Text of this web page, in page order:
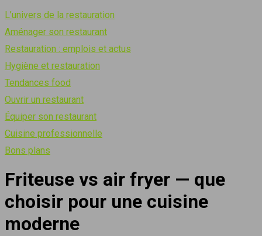
L’univers de la restauration
Aménager son restaurant
Restauration : emplois et actus
Hygiène et restauration
Tendances food
Ouvrir un restaurant
Équiper son restaurant
Cuisine professionnelle
Bons plans
Friteuse vs air fryer — que
choisir pour une cuisine
moderne